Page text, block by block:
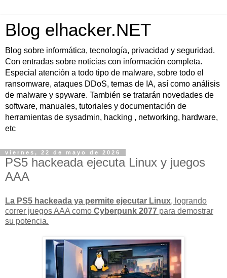
Blog elhacker.NET
Blog sobre informática, tecnología, privacidad y seguridad.
Con entradas sobre noticias con información completa.
Especial atención a todo tipo de malware, sobre todo el
ransomware, ataques DDoS, temas de IA, así como análisis
de malware y spyware. También se tratarán novedades de
software, manuales, tutoriales y documentación de
herramientas de sysadmin, hacking , networking, hardware,
etc
viernes, 22 de mayo de 2026
PS5 hackeada ejecuta Linux y juegos
AAA
La PS5 hackeada ya permite ejecutar Linux, logrando
correr juegos AAA como Cyberpunk 2077 para demostrar
su potencia.